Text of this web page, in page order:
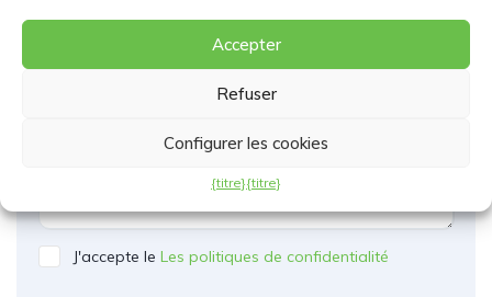
Accepter
Refuser
Configurer les cookies
{titre}{titre}
J'accepte le Les politiques de confidentialité